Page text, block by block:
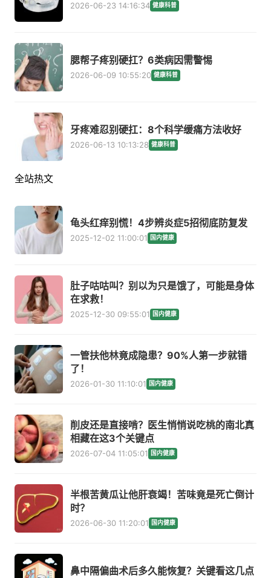
2026-06-23 14:16:34 健康科普
腮帮子疼别硬扛？6类病因需警惕
2026-06-09 10:55:20 健康科普
牙疼难忍别硬扛：8个科学缓痛方法收好
2026-06-13 10:13:28 健康科普
全站热文
龟头红痒别慌！4步辨炎症5招彻底防复发
2025-12-02 11:00:01 国内健康
肚子咕咕叫？别以为只是饿了，可能是身体
在求救！
2025-12-30 09:55:01 国内健康
一管扶他林竟成隐患？90%人第一步就错
了！
2026-01-30 11:10:01 国内健康
削皮还是直接啃？医生悄悄说吃桃的南北真
相藏在这3个关键点
2026-07-04 11:05:01 国内健康
半根苦黄瓜让他肝衰竭！苦味竟是死亡倒计
时？
2026-06-30 11:20:01 国内健康
鼻中隔偏曲术后多久能恢复？关键看这几点